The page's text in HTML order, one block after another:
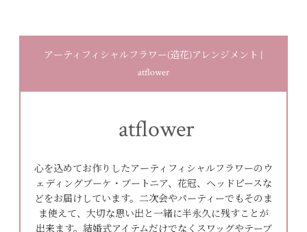
アーティフィシャルフラワー(造花)アレンジメント |
atflower
atflower
心を込めてお作りしたアーティフィシャルフラワーのウ
ェディングブーケ・ブートニア、花冠、ヘッドピースな
どをお届けしています。二次会やパーティーでもそのま
ま使えて、大切な思い出と一緒に半永久に残すことが
出来ます。結婚式アイテムだけでなくスワッグやテーブ